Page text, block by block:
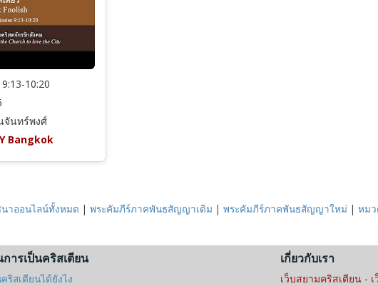
10:20
จันทร์พงศ์
Bangkok
นาออนไลน์ทั้งหมด |พระคัมภีร์ภาคพันธสัญญาเดิม |พระคัมภีร์ภาคพันธสัญญาใหม่ |หม
การเป็นคริสเตียน
ริสเตียนได้ยังไง
เกี่ยวกับเรา
เว็บสยามคริสเตียน -